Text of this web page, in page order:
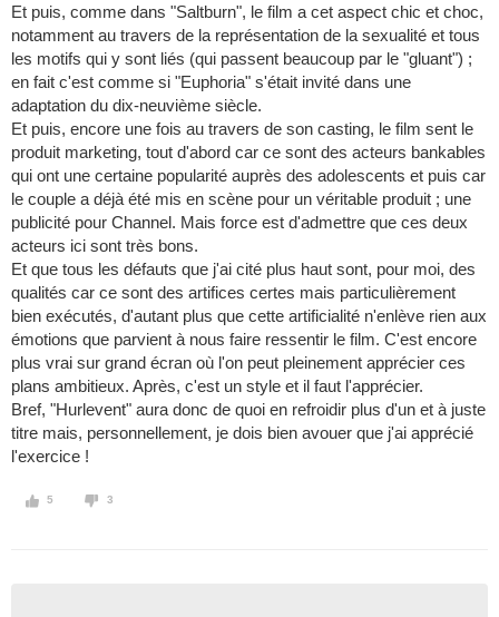
Et puis, comme dans "Saltburn", le film a cet aspect chic et choc,
notamment au travers de la représentation de la sexualité et tous
les motifs qui y sont liés (qui passent beaucoup par le "gluant") ;
en fait c'est comme si "Euphoria" s'était invité dans une
adaptation du dix-neuvième siècle.
Et puis, encore une fois au travers de son casting, le film sent le
produit marketing, tout d'abord car ce sont des acteurs bankables
qui ont une certaine popularité auprès des adolescents et puis car
le couple a déjà été mis en scène pour un véritable produit ; une
publicité pour Channel. Mais force est d'admettre que ces deux
acteurs ici sont très bons.
Et que tous les défauts que j'ai cité plus haut sont, pour moi, des
qualités car ce sont des artifices certes mais particulièrement
bien exécutés, d'autant plus que cette artificialité n'enlève rien aux
émotions que parvient à nous faire ressentir le film. C'est encore
plus vrai sur grand écran où l'on peut pleinement apprécier ces
plans ambitieux. Après, c'est un style et il faut l'apprécier.
Bref, "Hurlevent" aura donc de quoi en refroidir plus d'un et à juste
titre mais, personnellement, je dois bien avouer que j'ai apprécié
l'exercice !
5 3